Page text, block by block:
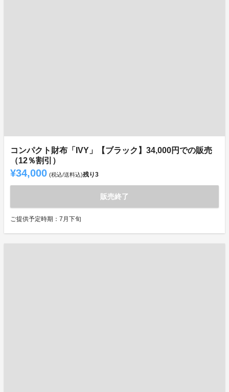
コンパクト財布「IVY」【ブラック】34,000円での販売
（12％割引）
¥34,000 (税込/送料込)残り3
販売終了
ご提供予定時期：7月下旬